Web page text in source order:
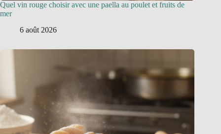
Quel vin rouge choisir avec une paella au poulet et fruits de
mer
6 août 2026